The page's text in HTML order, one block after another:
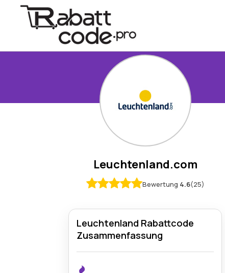
Leuchtenland.com
Bewertung 4.6(25)
Leuchtenland Rabattcode
Zusammenfassung